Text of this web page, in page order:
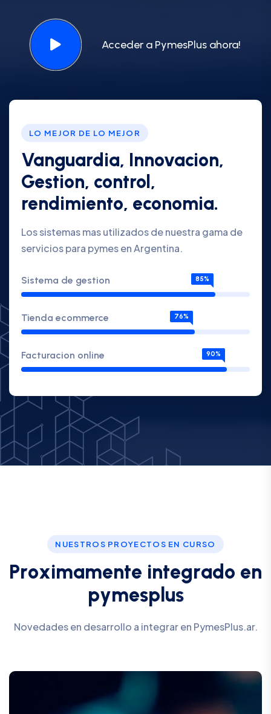
Acceder a PymesPlus ahora!
LO MEJOR DE LO MEJOR
Vanguardia, Innovacion,
Gestion, control,
rendimiento, economia.
Los sistemas mas utilizados de nuestra gama de
servicios para pymes en Argentina.
Sistema de gestion 85%
Tienda ecommerce 76%
Facturacion online 90%
NUESTROS PROYECTOS EN CURSO
Proximamente integrado en
pymesp us
Novedades en desarrollo a integrar en PymesPlus.ar.